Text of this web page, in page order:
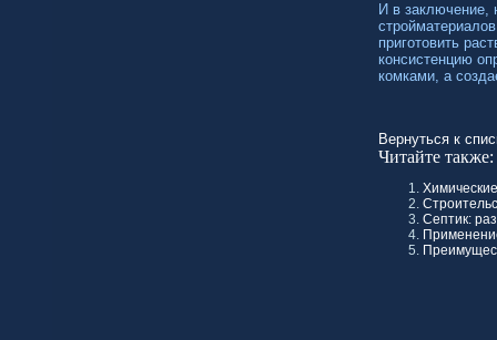
И в заключение,
приготовить
консистенцию
комками, а
Вернуться к
Читайте также:
Септик: